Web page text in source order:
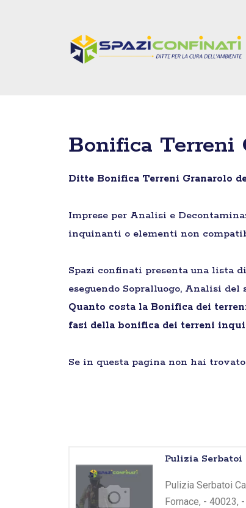
Bonifica Terreni
Ditte Bonifica Terreni Granarolo
Imprese per Analisi e
inquinanti o elementi non
Spazi confinati presenta una lista
eseguendo Sopralluogo, Analisi
Quanto costa la Bonifica dei
fasi della bonifica dei terreni
Se in questa pagina non hai
Pulizia
Pulizia Serbatoi
Fornace, - 40023,